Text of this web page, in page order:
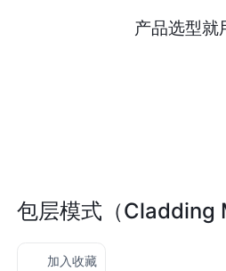
产品选型就
包层模式（Cladding
加入收藏